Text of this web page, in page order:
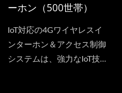
め、従来のリモコンを必要
ーホン（500世帯）
IoT対応の4Gワイヤレスイ
ンターホン＆アクセス制御
システムは、強力なIoT技